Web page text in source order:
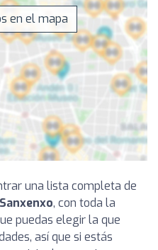
en el mapa
una lista completa de
, con toda la
puedas elegir la que
así que si estás